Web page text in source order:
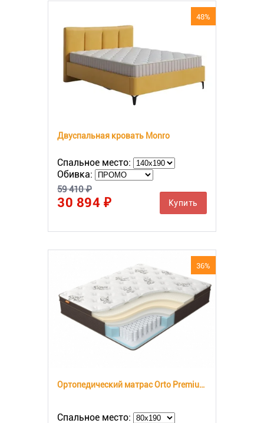
48%
Двуспальная кровать Monro
Спальное место:
Обивка:
59 410 ₽
30 894 ₽ Купить
36%
Ортопедический матрас Orto Premium Soft
Спальное место: